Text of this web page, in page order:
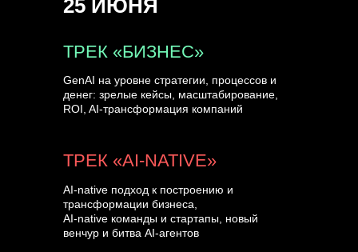
ТРЕК «БИЗНЕС»
GenAI на уровне стратегии, процессов и
денег: зрелые кейсы, масштабирование,
ROI, AI-трансформация компаний
AI-native подход к построению и
трансформации бизнеса,
AI-native команды и стартапы, новый
венчур и битва AI-агентов
ТРЕК «AI-NATIVE»
25 ИЮНЯ
УЗНАТЬ БОЛЬШЕ